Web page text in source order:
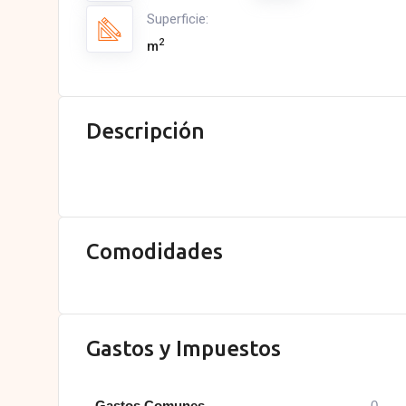
Superficie:
m2
Descripción
Comodidades
Gastos y Impuestos